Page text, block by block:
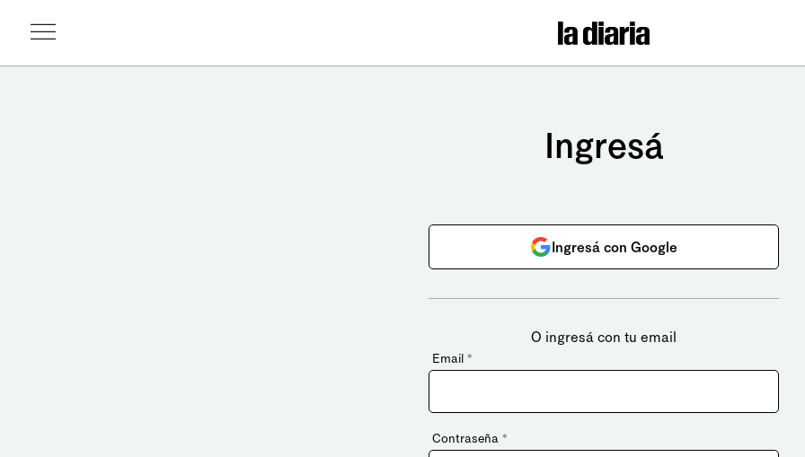
Ingresá
Ingresá con Google
O ingresá con tu email
Email *
Contraseña *